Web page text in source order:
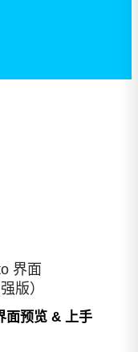
面预览 & 上手